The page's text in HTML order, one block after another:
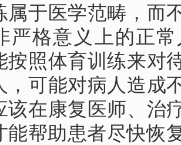
属于医学范畴，而
严格意义上的正
按照体育训练来对
，可能对病人造成
该在康复医师、治
能帮助患者尽快恢